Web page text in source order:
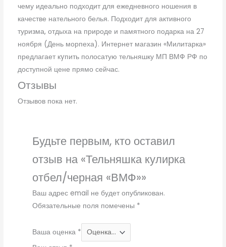
чему идеально подходит для ежедневного ношения в
качестве нательного белья. Подходит для активного
туризма, отдыха на природе и памятного подарка на 27
ноября (День морпеха). Интернет магазин «Милитарка»
предлагает кyпить полосатую тельняшку МП ВМФ РФ по
доступной цене прямо сейчас.
Отзывы
Отзывов пока нет.
Будьте первым, кто оставил
отзыв на «Тельняшка кулирка
отбел/черная «ВМФ»»
Ваш адрес email не будет опубликован.
Обязательные поля помечены *
Ваша оценка *